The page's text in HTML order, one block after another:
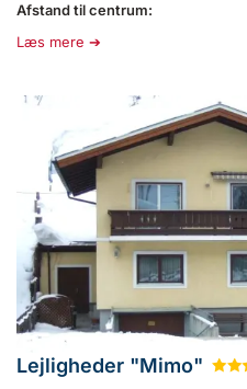
Afstand til centrum:
Læs mere
Lejligheder "Mimo" ★